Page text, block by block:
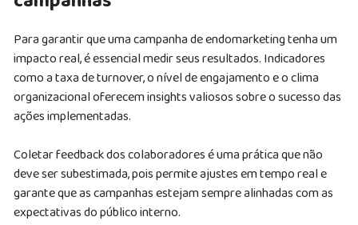
Para garantir que uma campanha de endomarketing tenha um
impacto real, é essencial medir seus resultados. Indicadores
como a taxa de turnover, o nível de engajamento e o clima
organizacional oferecem insights valiosos sobre o sucesso das
ações implementadas.
Coletar feedback dos colaboradores é uma prática que não
deve ser subestimada, pois permite ajustes em tempo real e
garante que as campanhas estejam sempre alinhadas com as
expectativas do público interno.